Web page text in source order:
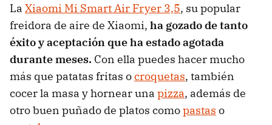
La Xiaomi Mi Smart Air Fryer 3,5, su popular
freidora de aire de Xiaomi, ha gozado de tanto
éxito y aceptación que ha estado agotada
durante meses. Con ella puedes hacer mucho
más que patatas fritas ocroquetas, también
cocer la masa y hornear una pizza, además de
otro buen puñado de platos comopastas o